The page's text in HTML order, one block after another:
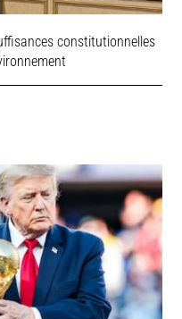
constitutionnelles